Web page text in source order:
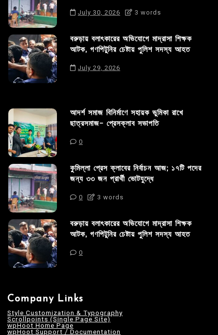
July 30, 2026 3 words
বরুড়ায় বলাৎকারের অভিযোগে মাদ্রাসা শিক্ষক
আটক, গণপিটুনির চেষ্টায় পুলিশ সদস্য আহত
July 29, 2026
আদর্শ সমাজ বিনির্মাণে সহায়ক ভুমিকা রাখে
ছাত্রসমাজ- প্রেসক্লাব সভাপতি
0
কুমিল্লা প্রেস ক্লাবের নির্বাচন আজ; ১৭টি পদের
জন্য ৩৩ জন প্রার্থী ভোটযুদ্ধে
0 3 words
বরুড়ায় বলাৎকারের অভিযোগে মাদ্রাসা শিক্ষক
আটক, গণপিটুনির চেষ্টায় পুলিশ সদস্য আহত
0
Company Links
Style Customization & Typography
Scrollpoints (Single Page Site)
wpHoot Home Page
wpHoot Support / Documentation